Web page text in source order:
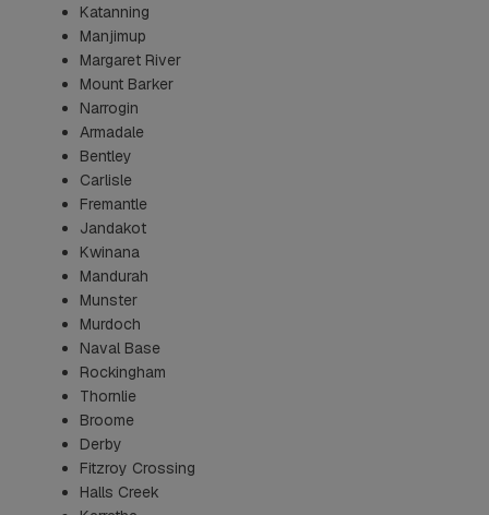
Katanning
Manjimup
Margaret River
Mount Barker
Narrogin
Armadale
Bentley
Carlisle
Fremantle
Jandakot
Kwinana
Mandurah
Munster
Murdoch
Naval Base
Rockingham
Thornlie
Broome
Derby
Fitzroy Crossing
Halls Creek